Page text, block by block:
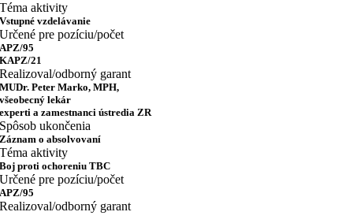
Téma aktivity
Vstupné vzdelávanie
Určené pre pozíciu/počet
APZ/95
KAPZ/21
Realizoval/odborný garant
MUDr. Peter Marko, MPH,
všeobecný lekár
experti a zamestnanci ústredia ZR
Spôsob ukončenia
Záznam o absolvovaní
Téma aktivity
Boj proti ochoreniu TBC
Určené pre pozíciu/počet
APZ/95
Realizoval/odborný garant